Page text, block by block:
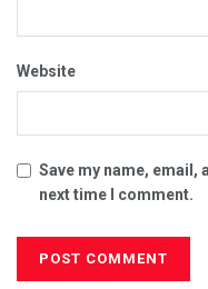
Website
Save my name, email,
next time I comment.